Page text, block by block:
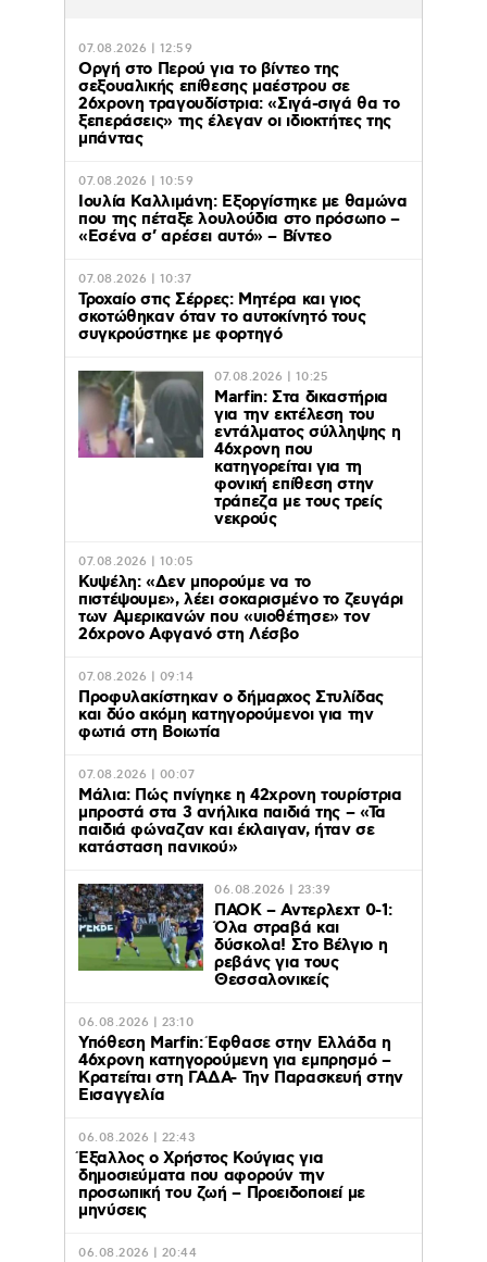
07.08.2026 | 12:59
Οργή στο Περού για το βίντεο της
σεξουαλικής επίθεσης μαέστρου σε
26χρονη τραγουδίστρια: «Σιγά-σιγά θα το
ξεπεράσεις» της έλεγαν οι ιδιοκτήτες της
μπάντας
07.08.2026 | 10:59
Ιουλία Καλλιμάνη: Εξοργίστηκε με θαμώνα
που της πέταξε λουλούδια στο πρόσωπο –
«Εσένα σ’ αρέσει αυτό» – Βίντεο
07.08.2026 | 10:37
Τροχαίο στις Σέρρες: Μητέρα και γιος
σκοτώθηκαν όταν το αυτοκίνητό τους
συγκρούστηκε με φορτηγό
07.08.2026 | 10:25
Marfin: Στα δικαστήρια
για την εκτέλεση του
εντάλματος σύλληψης η
46χρονη που
κατηγορείται για τη
φονική επίθεση στην
τράπεζα με τους τρείς
νεκρούς
07.08.2026 | 10:05
Κυψέλη: «Δεν μπορούμε να το
πιστέψουμε», λέει σοκαρισμένο το ζευγάρι
των Αμερικανών που «υιοθέτησε» τον
26χρονο Αφγανό στη Λέσβο
07.08.2026 | 09:14
Προφυλακίστηκαν ο δήμαρχος Στυλίδας
και δύο ακόμη κατηγορούμενοι για την
φωτιά στη Βοιωτία
07.08.2026 | 00:07
Μάλια: Πώς πνίγηκε η 42χρονη τουρίστρια
μπροστά στα 3 ανήλικα παιδιά της – «Τα
παιδιά φώναζαν και έκλαιγαν, ήταν σε
κατάσταση πανικού»
06.08.2026 | 23:39
ΠΑΟΚ – Αντερλεχτ 0-1:
Όλα στραβά και
δύσκολα! Στο Βέλγιο η
ρεβάνς για τους
Θεσσαλονικείς
06.08.2026 | 23:10
Υπόθεση Marfin: Έφθασε στην Ελλάδα η
46χρονη κατηγορούμενη για εμπρησμό –
Κρατείται στη ΓΑΔΑ- Την Παρασκευή στην
Εισαγγελία
06.08.2026 | 22:43
Έξαλλος ο Χρήστος Κούγιας για
δημοσιεύματα που αφορούν την
προσωπική του ζωή – Προειδοποιεί με
μηνύσεις
06.08.2026 | 20:44